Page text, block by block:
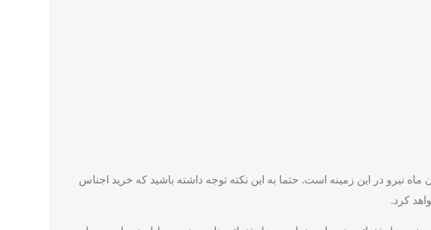
نیرو در این زمینه است. حتما به این نکته توجه داشته باشید که خرید اجناس
کرد.